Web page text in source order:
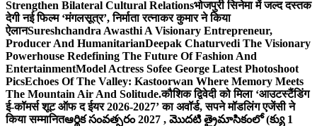
Strengthen Bilateral Cultural Relationsभोजपुरी सिनेमा में जल्द दस्तक
देगी नई फिल्म ‘मंगलसूत्र’, निर्माता रत्नाकर कुमार ने किया
ऐलानSureshchandra Awasthi A Visionary Entrepreneur,
Producer And HumanitarianDeepak Chaturvedi The Visionary
Powerhouse Redefining The Future Of Fashion And
EntertainmentModel Actress Sofee George Latest Photoshoot
PicsEchoes Of The Valley: Kastoorwan Where Memory Meets
The Mountain Air And Solitude.कौशिक द्विवेदी को मिला ‘आउटस्टैंडिंग
ई-कॉमर्स शूट ऑफ द ईयर 2026-2027’ का अवॉर्ड, सपने मॉडलिंग एजेंसी ने
किया सम्मानितఆర్థిక సంవత్సరం 2027 , మొదటి త్రైమాసికంలో (క్యు 1